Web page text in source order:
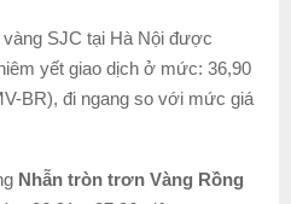
SJC tại Hà Nội được
yết giao dịch ở mức: 36,90
BR), đi ngang so với mức giá
Nhẫn tròn trơn Vàng Rồng